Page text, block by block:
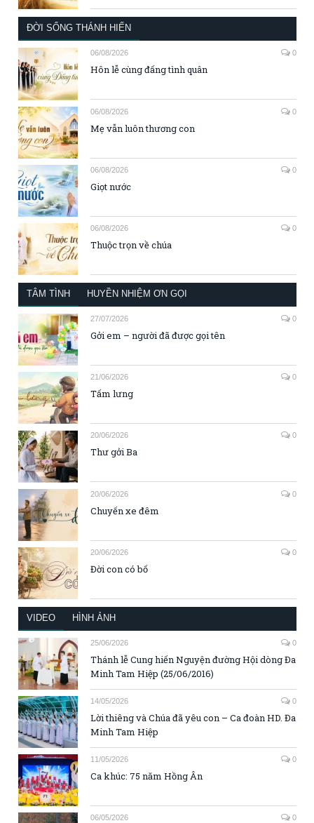
ĐỜI SỐNG THÁNH HIẾN
06/08/2026 0
Hôn lễ cùng đấng tình quân
06/08/2026 0
Mẹ vẫn luôn thương con
06/08/2026 0
Giọt nước
06/08/2026 0
Thuộc trọn về chúa
TÂM TÌNH HUYỀN NHIỆM ƠN GỌI
27/07/2026 0
Gởi em – người đã được gọi tên
21/06/2026 0
Tấm lưng
20/06/2026 0
Thư gởi Ba
20/06/2026 0
Chuyến xe đêm
20/06/2026 0
Đời con có bố
VIDEO HÌNH ẢNH
25/06/2026 0
Thánh lễ Cung hiến Nguyện đường Hội dòng Đa
Minh Tam Hiệp (25/06/2016)
14/05/2026 0
Lời thiêng và Chúa đã yêu con – Ca đoàn HD. Đa
Minh Tam Hiệp
11/05/2026 0
Ca khúc: 75 năm Hồng Ân
06/05/2026 0